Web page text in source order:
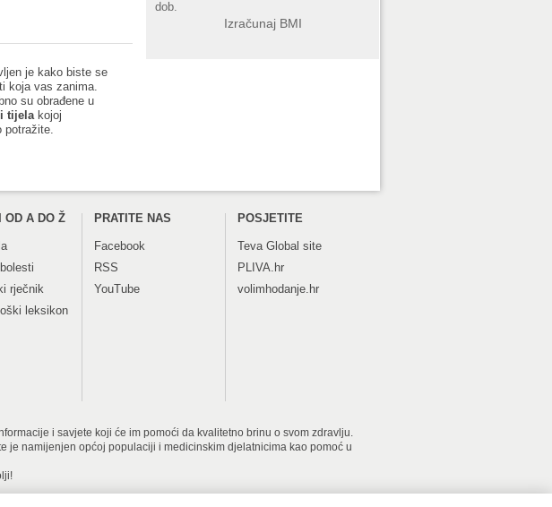
je kako biste se
koja vas zanima.
su obrađene u
tijelakojoj
potražite.
dob.
Izračunaj BMI
OD A DO Ž
rječnik
leksikon
PRATITE NAS
Facebook
RSS
YouTube
POSJETITE
TevaGlobal site
PLIVA.hr
volimhodanje.hr
i savjete koji će im pomoći da kvalitetno brinu o svom zdravlju.
je namijenjen općoj populaciji i medicinskim djelatnicima kao pomoć u